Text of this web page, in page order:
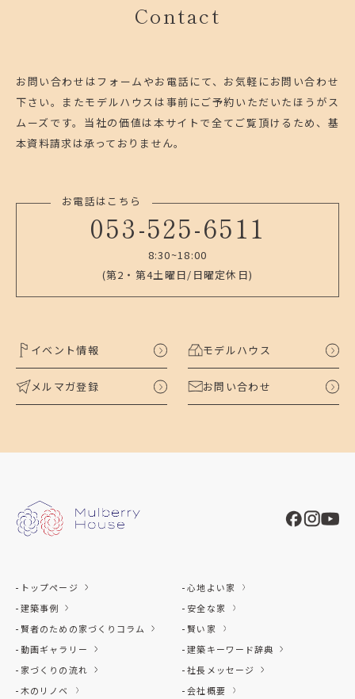
Contact
お問い合わせはフォームやお電話にて、お気軽にお問い合わせ
下さい。 またモデルハウスは事前にご予約いただいたほうがス
ムーズです。 当社の価値は本サイトで全てご覧頂けるため、基
本資料請求は承っておりません。
お電話はこちら
053-525-6511
8:30~18:00
(第2・第4土曜日/日曜定休日)
イベント情報 モデルハウス
メルマガ登録 お問い合わせ
トップページ
建築事例
賢者のための家づくりコラム
動画ギャラリー
家づくりの流れ
木のリノベ
心地よい家
安全な家
賢い家
建築キーワード辞典
社長メッセージ
会社概要